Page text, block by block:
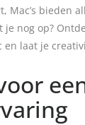
Mac’s bieden
je nog op?
en laat je